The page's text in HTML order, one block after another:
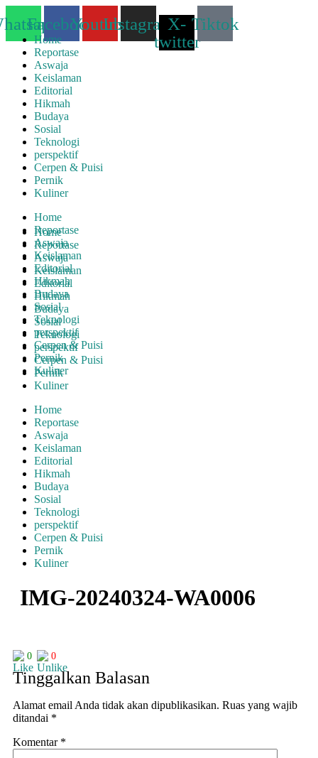
ke
konten
FacebookYoutubeInstagramX-
twitter
Tiktok
Home
Reportase
Aswaja
Keislaman
Editorial
Hikmah
Budaya
Sosial
Teknologi
perspektif
Cerpen & Puisi
Pernik
Kuliner
Home
Reportase
Aswaja
Keislaman
Editorial
Hikmah
Budaya
Sosial
Teknologi
perspektif
Cerpen & Puisi
Pernik
Kuliner
Home
Reportase
Aswaja
Keislaman
Editorial
Hikmah
Budaya
Sosial
Teknologi
perspektif
Cerpen & Puisi
Pernik
Kuliner
Home
Reportase
Aswaja
Keislaman
Editorial
Hikmah
Budaya
Sosial
Teknologi
perspektif
Cerpen & Puisi
Pernik
Kuliner
IMG-20240324-WA0006
0 0
Tinggalkan Balasan
Alamat email Anda tidak akan dipublikasikan. Ruas yang wajib
ditandai *
Komentar *